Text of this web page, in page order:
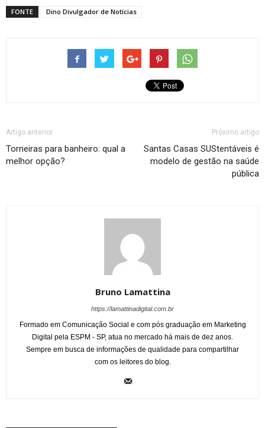
FONTE Dino Divulgador de Notícias
Artigo anterior
Torneiras para banheiro: qual a
melhor opção?
Próximo artigo
Santas Casas SUStentáveis é
modelo de gestão na saúde
pública
Bruno Lamattina
https://lamattinadigital.com.br
Formado em Comunicação Social e com pós graduação em Marketing
Digital pela ESPM - SP, atua no mercado há mais de dez anos.
Sempre em busca de informações de qualidade para compartilhar
com os leitores do blog.